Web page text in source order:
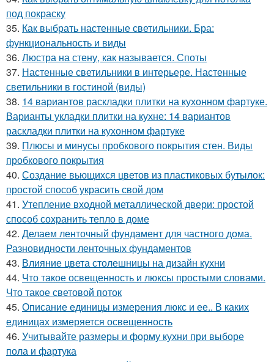
под покраску
35. Как выбрать настенные светильники. Бра:
функциональность и виды
36. Люстра на стену, как называется. Споты
37. Настенные светильники в интерьере. Настенные
светильники в гостиной (виды)
38. 14 вариантов раскладки плитки на кухонном фартуке.
Варианты укладки плитки на кухне: 14 вариантов
раскладки плитки на кухонном фартуке
39. Плюсы и минусы пробкового покрытия стен. Виды
пробкового покрытия
40. Создание вьющихся цветов из пластиковых бутылок:
простой способ украсить свой дом
41. Утепление входной металлической двери: простой
способ сохранить тепло в доме
42. Делаем ленточный фундамент для частного дома.
Разновидности ленточных фундаментов
43. Влияние цвета столешницы на дизайн кухни
44. Что такое освещенность и люксы простыми словами.
Что такое световой поток
45. Описание единицы измерения люкс и ее.. В каких
единицах измеряется освещенность
46. Учитывайте размеры и форму кухни при выборе
пола и фартука